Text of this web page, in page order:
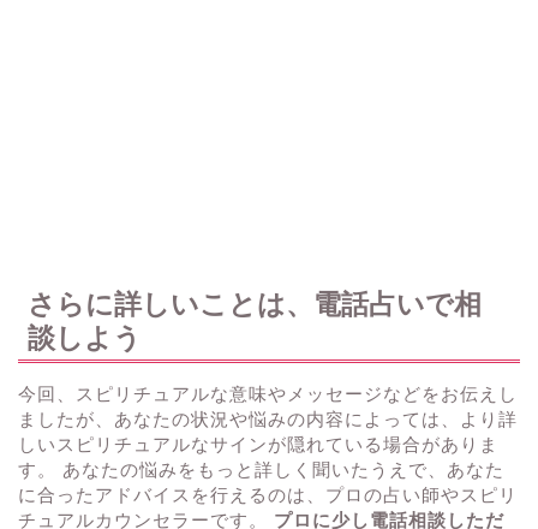
さらに詳しいことは、電話占いで相
談しよう
今回、スピリチュアルな意味やメッセージなどをお伝えし
ましたが、あなたの状況や悩みの内容によっては、より詳
しいスピリチュアルなサインが隠れている場合がありま
す。 あなたの悩みをもっと詳しく聞いたうえで、あなた
に合ったアドバイスを行えるのは、プロの占い師やスピリ
チュアルカウンセラーです。 プロに少し電話相談しただ